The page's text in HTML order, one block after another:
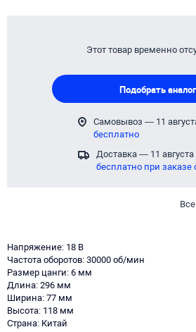
Этот товар временно
Подобрать аналог
Самовывоз — 11
бесплатно
Доставка — 11 августа
бесплатно при заказе
Напряжение: 18 В
Частота оборотов: 30000 об/мин
Размер цанги: 6 мм
Длина: 296 мм
Ширина: 77 мм
Высота: 118 мм
Страна: Китай